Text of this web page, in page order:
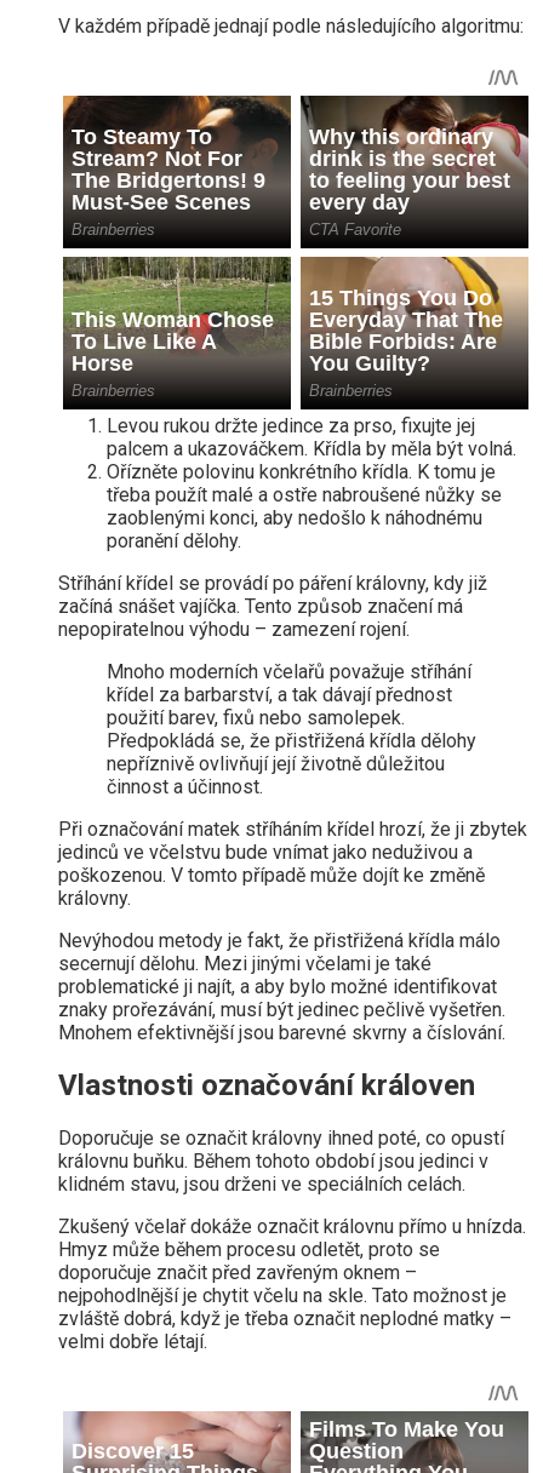
V každém případě jednají podle následujícího algoritmu:
Levou rukou držte jedince za prso, fixujte jej
palcem a ukazováčkem. Křídla by měla být volná.
Ořízněte polovinu konkrétního křídla. K tomu je
třeba použít malé a ostře nabroušené nůžky se
zaoblenými konci, aby nedošlo k náhodnému
poranění dělohy.
Stříhání křídel se provádí po páření královny, kdy již
začíná snášet vajíčka. Tento způsob značení má
nepopiratelnou výhodu – zamezení rojení.
Mnoho moderních včelařů považuje stříhání
křídel za barbarství, a tak dávají přednost
použití barev, fixů nebo samolepek.
Předpokládá se, že přistřižená křídla dělohy
nepříznivě ovlivňují její životně důležitou
činnost a účinnost.
Při označování matek stříháním křídel hrozí, že ji zbytek
jedinců ve včelstvu bude vnímat jako neduživou a
poškozenou. V tomto případě může dojít ke změně
královny.
Nevýhodou metody je fakt, že přistřižená křídla málo
secernují dělohu. Mezi jinými včelami je také
problematické ji najít, a aby bylo možné identifikovat
znaky prořezávání, musí být jedinec pečlivě vyšetřen.
Mnohem efektivnější jsou barevné skvrny a číslování.
Vlastnosti označování královen
Doporučuje se označit královny ihned poté, co opustí
královnu buňku. Během tohoto období jsou jedinci v
klidném stavu, jsou drženi ve speciálních celách.
Zkušený včelař dokáže označit královnu přímo u hnízda.
Hmyz může během procesu odletět, proto se
doporučuje značit před zavřeným oknem –
nejpohodlnější je chytit včelu na skle. Tato možnost je
zvláště dobrá, když je třeba označit neplodné matky –
velmi dobře létají.